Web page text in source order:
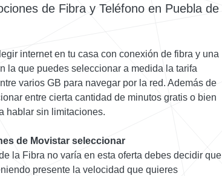
de Fibra y Teléfono en Puebla de
internet en tu casa con conexión de fibra y una
la que puedes seleccionar a medida la tarifa
varios GB para navegar por la red. Además de
entre cierta cantidad de minutos gratis o bien
hablar sin limitaciones.
de Movistar seleccionar
la Fibra no varía en esta oferta debes decidir que
presente la velocidad que quieres